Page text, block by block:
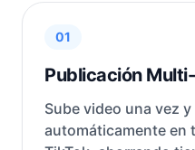
01
Publicación
Sube video una vez
automáticamente en